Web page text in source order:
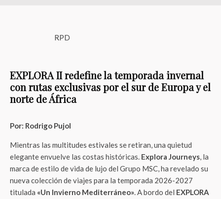
RPD
EXPLORA II redefine la temporada invernal
con rutas exclusivas por el sur de Europa y el
norte de África
Por: Rodrigo Pujol
Mientras las multitudes estivales se retiran, una quietud
elegante envuelve las costas históricas. Explora Journeys, la
marca de estilo de vida de lujo del Grupo MSC, ha revelado su
nueva colección de viajes para la temporada 2026-2027
titulada «Un Invierno Mediterráneo». A bordo del EXPLORA